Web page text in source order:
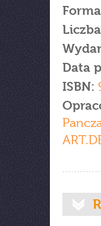
Data
ISBN: